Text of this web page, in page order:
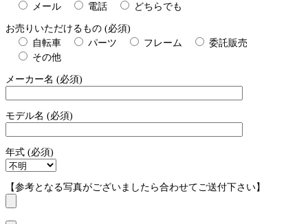
メール
電話 どちらでも
お売りいただけるもの (必須)
自転車
パーツ フレーム
委託販売
その他
メーカー名 (必須)
モデル名 (必須)
年式 (必須)
【参考となる写真がございましたら合わせてご送付下さい】